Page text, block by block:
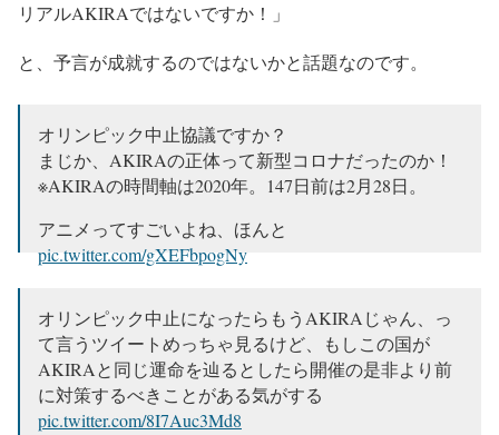
リアルAKIRAではないですか！」
と、予言が成就するのではないかと話題なのです。
オリンピック中止協議ですか？
まじか、AKIRAの正体って新型コロナだったのか！
※AKIRAの時間軸は2020年。147日前は2月28日。
アニメってすごいよね、ほんと
pic.twitter.com/gXEFbpogNy
オリンピック中止になったらもうAKIRAじゃん、っ
て言うツイートめっちゃ見るけど、もしこの国が
AKIRAと同じ運命を辿るとしたら開催の是非より前
に対策するべきことがある気がする
pic.twitter.com/8I7Auc3Md8